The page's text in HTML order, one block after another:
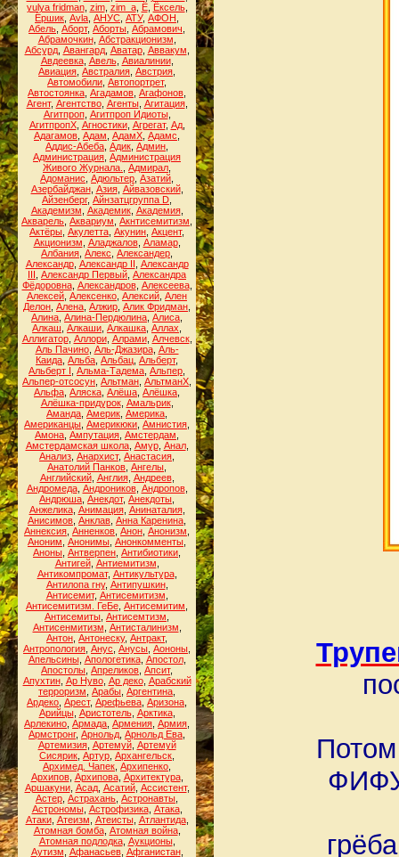
yulya fridman, zim, zim_a, Ё, Ёксель,
Ёршик Аvla АНУС АТУ, АФОН
Абель Аборт, Аборты Абрамович
Абрамочкин, Абстракционизм
Абсурд, Авангард, Аватар, Аввакум
Авдеевка, Авель, Авиалинии,
Авиация Австралия Австрия
Автомобили Автопортрет,
Автостоянка Агадамов Агафонов
Агент, Агентство, Агенты, Агитация,
Агитпроп, Агитпроп Идиоты,
АгитпропХ, Агностики, Агрегат, Ад,
Адагамов Адам АдамХ Адамс
Аддис-Абеба Адик Админ
Администрация Администрация
Живого Журнала.
Адмирал
Адоманис Адюльтер Азатий
Азербайджан, Азия, Айвазовский,
Айзенберг, Айнзатцгруппа D
Академизм Академик, Академия,
Акварель Аквариум Акнтисемитизм
Актёры Акулетта Акунин Акцент,
Акционизм Аладжалов, Аламар,
Албания Алекс Александер
Александр, Александр II Александр
III Александр Первый Александра
Фёдоровна, Александров, Алексеева,
Алексей Алексенко Алексий Ален
Делон Алена Алжир Алик Фридман
Алина Алина-Пердюлина Алиса
Алкаш Алкаши Алкашка Аллах
Аллигатор, Аллори, Алрами, Алчевск,
Аль Пачино, Аль-Джазира, Аль-
Каида Альба Альбац Альберт,
Альберт I Альма-Тадема Альпер
Альпер-отсосун Альтман АльтманХ
Альфа Аляска Алёша Алёшка
Алёшка-придурок, Амальрик,
Аманда Америк Америка
Американцы Америкюки Амнистия
Амона Ампутация Амстердам
Амстердамская школа, Амур, Анал,
Анализ Анархист, Анастасия
Анатолий Панков Ангелы
Английский, Англия, Андреев,
Андромеда, Андроников, Андропов,
Андрюша Анекдот, Анекдоты
Анжелика, Анимация, Анинаталия,
Анисимов Анклав Анна Каренина
Аннексия Анненков Анон Анонизм
Аноним Анонимы Анонкомменты
Аноны Антверпен Антибиотики
Антигей, Антиемитизм
Антикомпромат, Антикультура,
Антилопа гну, Антипушкин,
Антисемит, Антисемитизм
Антисемитизм. ГеБе Антисемитим
Антисемиты Антисемтизм
Антисенмитизм Антисталинизм
Антон Антонеску, Антракт,
Антропология Анус Анусы Аононы
Апельсины, Апологетика, Апостол,
Апостолы Апреликов Апсит,
Апухтин, Ар Нуво, Ар деко, Арабский
терроризм Арабы Аргентина
Ардеко Арест, Арефьева Аризона
Арийцы, Аристотель, Арктика,
Арлекино Армада Армения Армия
Армстронг, Арнольд Арнольд Ева
Артемизия, Артемуй, Артемуй
Сисярик Артур Архангельск
Архимед. Чапек Архипенко
Архипов, Архипова, Архитектура,
Аршакуни, Асад, Асатий, Ассистент,
Астер Астрахань Астронавты
Астрономы, Астрофизика, Атака,
Атаки, Атеизм Атеисты, Атлантида,
Атомная бомба, Атомная война,
Атомная подлодка, Аукционы,
Аутизм Афанасьев, Афганистан,
ФИФУ